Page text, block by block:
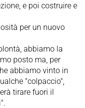
e poi costruire e
per un nuovo
abbiamo la
posto ma, per
abbiamo vinto in
"colpaccio",
tirare fuori il